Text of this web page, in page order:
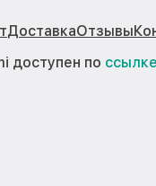
ДоставкаОтзывы
доступен по